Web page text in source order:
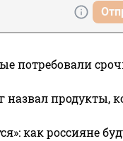
потребовали
назвал продукты,
как россияне